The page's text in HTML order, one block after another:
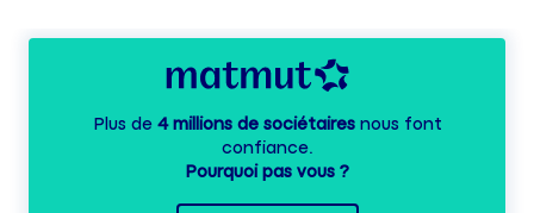
Plus de 4 millions de sociétairesnous font
confiance.
Pourquoi pas vous ?